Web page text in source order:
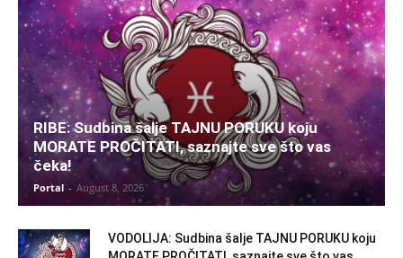
RIBE: Sudbina šalje TAJNU PORUKU koju
MORATE PROČITATI, saznajte sve što vas
čeka!
Portal - August 8, 2026
VODOLIJA: Sudbina šalje TAJNU PORUKU koju